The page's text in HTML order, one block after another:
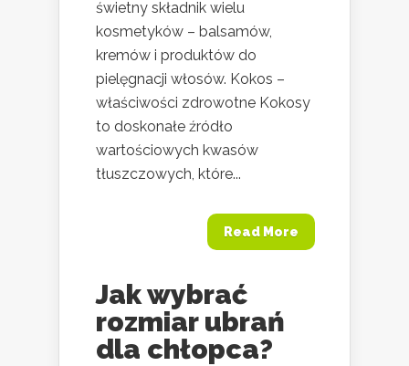
świetny składnik wielu
kosmetyków – balsamów,
kremów i produktów do
pielęgnacji włosów. Kokos –
właściwości zdrowotne Kokosy
to doskonałe źródło
wartościowych kwasów
tłuszczowych, które...
Read More
Jak wybrać
rozmiar ubrań
dla chłopca?